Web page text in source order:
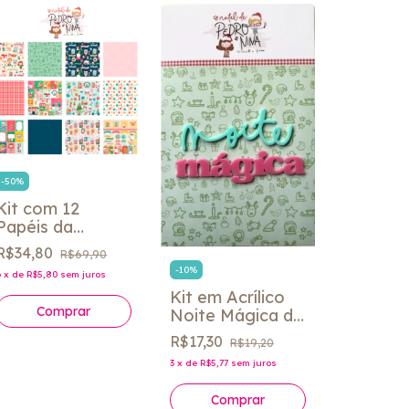
-50%
com 12
da
O Natal
Pedro e Nina
Fabi Paliares
R$69,90
x deR$5,80 sem juros -10%
Kit em Acrílico
Noite Mágica da
Coleção O Natal
de Pedro e Nina
- Fabi Paliares
R$17,30 R$19,20
3 x deR$5,77 sem juros